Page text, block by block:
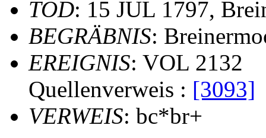
TOD: 15 JUL 1797,
BEGRÄBNIS:
EREIGNIS: VOL 2132
Quellenverweis : [3093]
VERWEIS: bc*br+